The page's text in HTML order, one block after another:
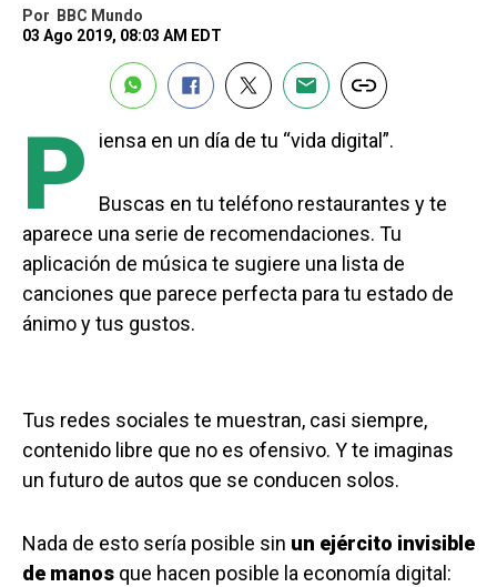
Por
BBC Mundo
03 Ago 2019, 08:03 AM EDT
P iensa en un día de tu “vida digital”.
Buscas en tu teléfono restaurantes y te
aparece una serie de recomendaciones. Tu
aplicación de música te sugiere una lista de
canciones que parece perfecta para tu estado de
ánimo y tus gustos.
Tus redes sociales te muestran, casi siempre,
contenido libre que no es ofensivo. Y te imaginas
un futuro de autos que se conducen solos.
Nada de esto sería posible sin un ejército invisible
de manos que hacen posible la economía digital: